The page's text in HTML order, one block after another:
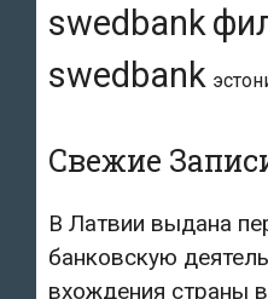
swedbank
swedbank
Свежие
В Латвии выдана
банковскую
вхождения страны